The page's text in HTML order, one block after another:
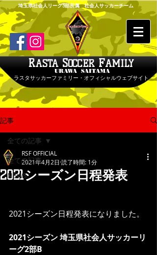
埼玉県社会人リーグ3部所属 社会人サッカーチーム
RASTASOCCERFAMILY
URAWA SAITAMA
ラスタサッカーファミリー・オフィシャルウェブサイト
記事
全ての記事
NEWS
全ての記事
2021シーズン日程発表
RSF OFFICIAL
2021年4月2日 読了時間: 1分
2021シーズン日程発表になりました。
2021シーズン 埼玉県社会人サッカーリ
ーグ2部B